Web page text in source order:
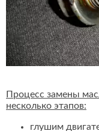
Процесс замены
несколько этапов:
глушим